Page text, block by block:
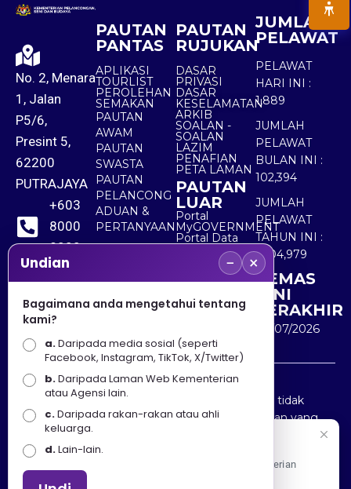
No. 2, Menara
1, Jalan
P5/6,
Presint 5,
62200
PUTRAJAYA
+603
8000
8000
+603
8891
7100
PAUTAN
PANTAS
APLIKASI
TOURLIST
PEROLEHAN
SEMAKAN
PAUTAN
AWAM
PAUTAN
SWASTA
PAUTAN
PELANCONG
ADUAN &
PERTANYAAN
PAUTAN
RUJUKAN
DASAR
PRIVASI
DASAR
KESELAMATAN
ARKIB
SOALAN -
SOALAN
LAZIM
PENAFIAN
PETA LAMAN
PAUTAN
LUAR
Portal
MyGOVERNMENT
Portal Data
Terbuka
Sektor Awam
JUMLAH
PELAWAT
PELAWAT
HARI INI :
1,889
JUMLAH
PELAWAT
BULAN INI :
102,394
JUMLAH
PELAWAT
TAHUN INI :
5,504,979
KEMAS
KINI
TERAKHIR
30/07/2026
Penafian : Kerajaan Malaysia dan Kementerian
Pelancongan Seni dan Budaya (MOTAC) adalah tidak
bertanggungjawab atas kehilangan atau kerugian yang
disebabkan oleh penggunaan mana-mana maklumat
yang diperolehi dari portal ini.
Undian − ×
Bagaimana anda mengetahui tentang
kami?
a.Daripada media sosial (seperti
Facebook, Instagram, TikTok, X/Twitter)
b.Daripada Laman Web Kementerian
atau Agensi lain.
c.Daripada rakan-rakan atau ahli
keluarga.
d.Lain-lain.
Apa Khabar! Selamat datang ke Portal Rasmi Kementerian
Pelancongan, Seni dan Budaya